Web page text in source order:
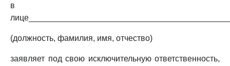
в
(должность, фамилия, имя, отчество)
заявляет под свою исключительную ответственность,